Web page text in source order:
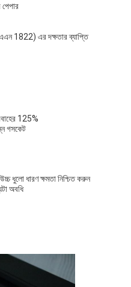
পেপার
1822) এর দক্ষতার ব্যাপ্তি
125%
গসকেট
ধুলো ধারণ ক্ষমতা নিশ্চিত করুন
অবধি